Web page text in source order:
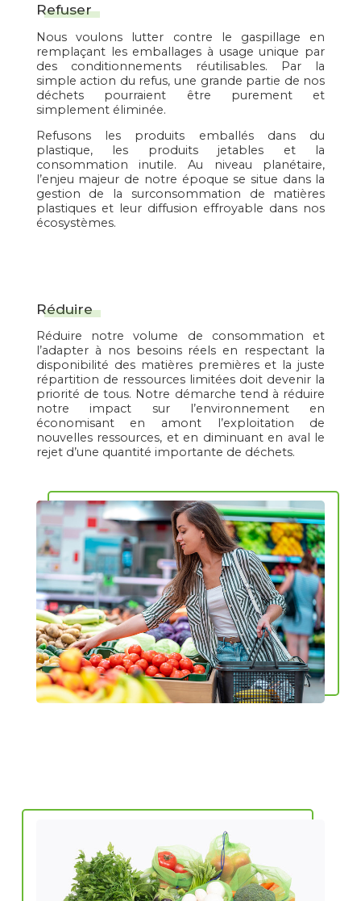
Refuser
Nous voulons lutter contre le gaspillage en
remplaçant les emballages à usage unique par
des conditionnements réutilisables. Par la
simple action du refus, une grande partie de nos
déchets pourraient être purement et
simplement éliminée.
Refusons les produits emballés dans du
plastique, les produits jetables et la
consommation inutile. Au niveau planétaire,
l’enjeu majeur de notre époque se situe dans la
gestion de la surconsommation de matières
plastiques et leur diffusion effroyable dans nos
écosystèmes.
Réduire
Réduire notre volume de consommation et
l’adapter à nos besoins réels en respectant la
disponibilité des matières premières et la juste
répartition de ressources limitées doit devenir la
priorité de tous. Notre démarche tend à réduire
notre impact sur l’environnement en
économisant en amont l’exploitation de
nouvelles ressources, et en diminuant en aval le
rejet d’une quantité importante de déchets.